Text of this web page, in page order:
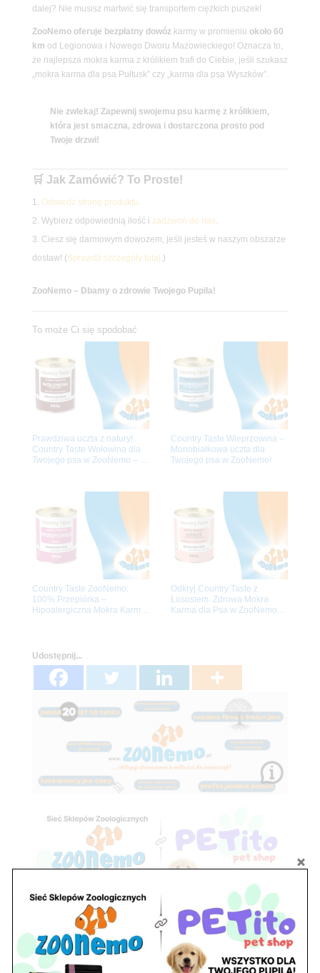
dalej? Nie musisz martwić się transportem ciężkich puszek!
ZooNemo oferuje bezpłatny dowózkarmy w promieniu około 60
km od Legionowa i Nowego Dworu Mazowieckiego! Oznacza to,
że najlepsza mokra karma z królikiem trafi do Ciebie, jeśli szukasz
„mokra karma dla psa Pułtusk” czy „karma dla psa Wyszków”.
Nie zwlekaj! Zapewnij swojemu psu karmę z królikiem,
która jest smaczna, zdrowa i dostarczona prosto pod
Twoje drzwi!
🛒 Jak Zamówić? To Proste!
Odwiedź stronę produktu.
Wybierz odpowiednią ilość i zadzwoń do nas.
Ciesz się darmowym dowozem, jeśli jesteś w naszym obszarze
dostaw! (Sprawdź szczegóły tutaj.)
ZooNemo – Dbamy o zdrowie Twojego Pupila!
To może Ci się spodobać
Prawdziwa uczta z natury!
Country Taste Wołowina dla
Twojego psa w ZooNemo – z
Country Taste Wieprzowina –
Monobiałkowa uczta dla
Twojego psa w ZooNemo!
Country Taste ZooNemo:
100% Przepiórka –
Hipoalergiczna Mokra Karma
Odkryj Country Taste z
Łososiem: Zdrowa Mokra
Karma dla Psa w ZooNemo
Udostępnij...